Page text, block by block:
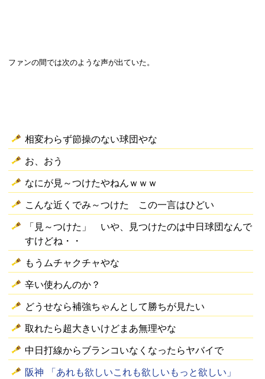
ファンの間では次のような声が出ていた。
相変わらず節操のない球団やな
お、おう
なにが見～つけたやねんｗｗｗ
こんな近くでみ～つけた この一言はひどい
「見～つけた」 いや、見つけたのは中日球団なんで
すけどね・・
もうムチャクチャやな
辛い使わんのか？
どうせなら補強ちゃんとして勝ちが見たい
取れたら超大きいけどまあ無理やな
中日打線からブランコいなくなったらヤバイで
阪神 「あれも欲しいこれも欲しいもっと欲しい」